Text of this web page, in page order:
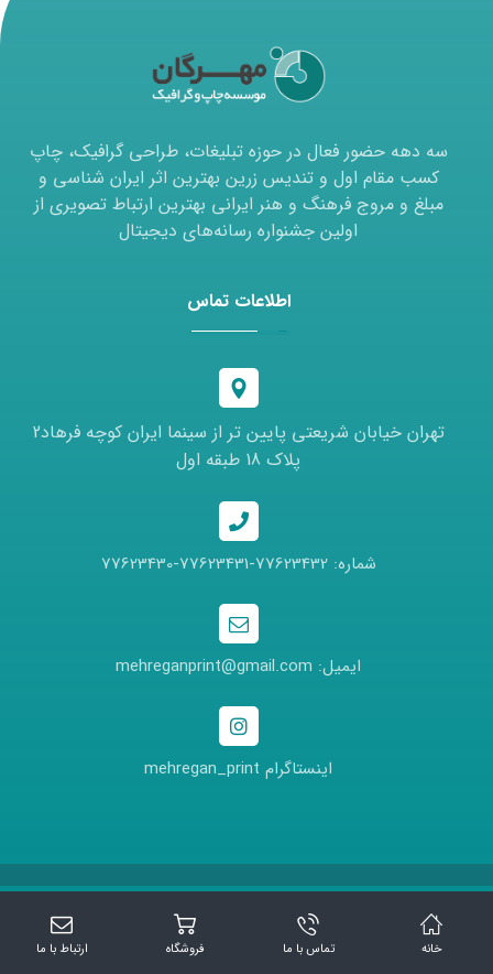
سه دهه حضور فعال در حوزه تبلیغات، طراحی گرافیک، چاپ
کسب مقام اول و تندیس زرین بهترین اثر ایران شناسی و
مبلغ و مروج فرهنگ و هنر ایرانی بهترین ارتباط تصویری از
اولین جشنواره رسانه‌های دیجیتال
اطلاعات تماس
تهران خیابان شریعتی پایین تر از سینما ایران کوچه فرهاد2
پلاک 18 طبقه اول
شماره: 77623432-77623431-77623430
ایمیل: mehreganprint@gmail.com
اینستاگرام mehregan_print
خانه تماس با ما فروشگاه ارتباط با ما